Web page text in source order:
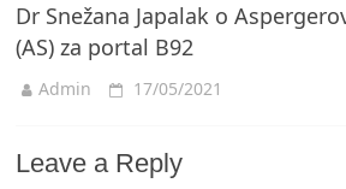
Dr Snežana Japalak o
(AS) za portal B92
Admin 17/05/2021
Leave a Reply